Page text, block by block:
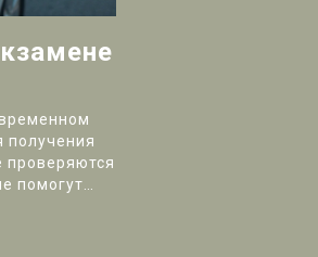
получения
проверяются
помогут